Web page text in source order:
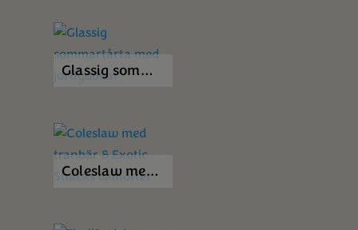
Glassig sommartårta med jordgubbar
Coleslaw med tranbär & Exotic Snacks valnötter